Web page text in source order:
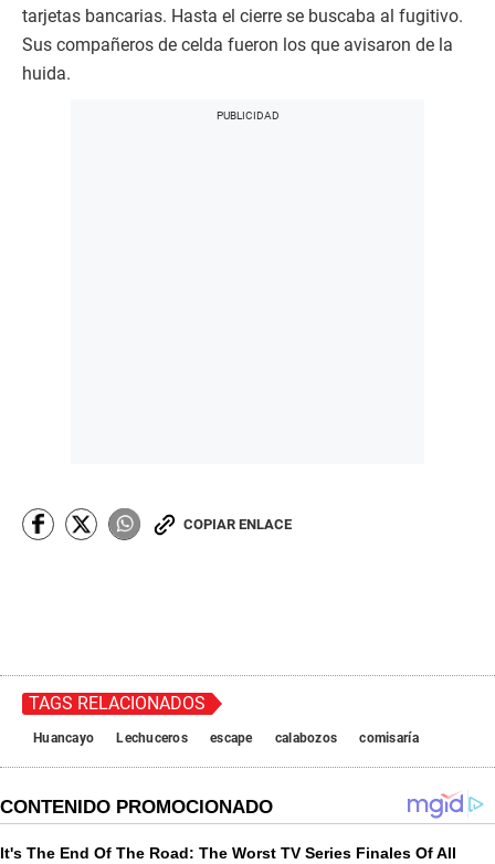
tarjetas bancarias. Hasta el cierre se buscaba al fugitivo.
Sus compañeros de celda fueron los que avisaron de la
huida.
COPIAR ENLACE
TAGS RELACIONADOS
Huancayo Lechuceros escape calabozos comisaría